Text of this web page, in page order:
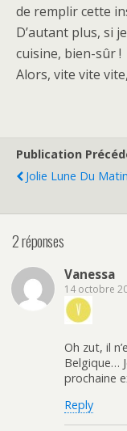
de remplir cette
D’autant plus, si
cuisine, bien-sûr !
Alors, vite vite
Publication
Jolie Lune Du Matin
2 réponses
Vanessa
14 octobre
Oh zut, il
Belgique…
prochaine
Reply